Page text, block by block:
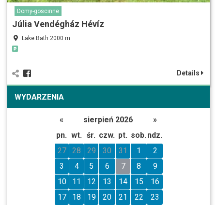
Domy-goscinne
Júlia Vendégház Hévíz
Lake Bath 2000 m
Details
WYDARZENIA
« sierpień 2026
»
pn. wt. śr. czw. pt. sob. ndz.
27
28 29 30 31 1
2
3
4 5 6 7 8
9
10
11 12 13 14 15
16
17
18 19 20 21 22
23